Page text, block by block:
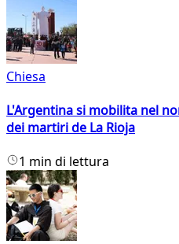
Chiesa
L'Argentina si mobilita nel
dei martiri de La Rioja
1 min di lettura